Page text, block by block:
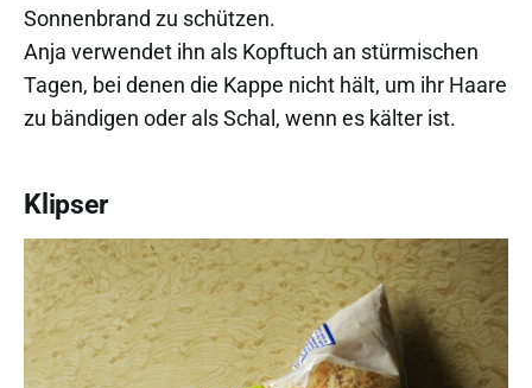
Sonnenbrand zu schützen.
Anja verwendet ihn als Kopftuch an stürmischen
Tagen, bei denen die Kappe nicht hält, um ihr Haare
zu bändigen oder als Schal, wenn es kälter ist.
Klipser